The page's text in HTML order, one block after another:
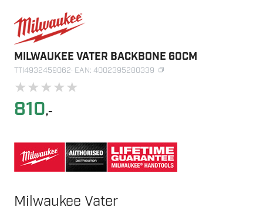
MILWAUKEE VATER BACKBONE 60CM
TTI4932459062· EAN: 4002395280339
★★★★★
810,-
Milwaukee Vater